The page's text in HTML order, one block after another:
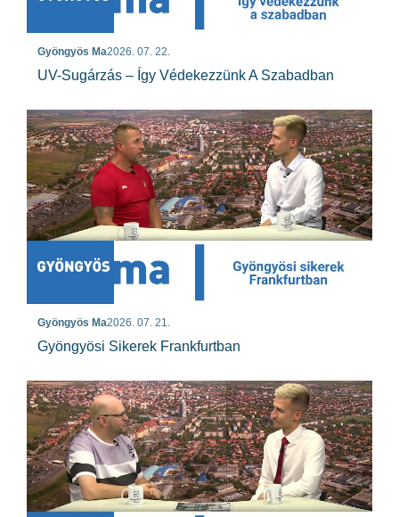
Gyöngyös Ma2026. 07. 22.
UV-Sugárzás – Így Védekezzünk A Szabadban
Gyöngyös Ma2026. 07. 21.
Gyöngyösi Sikerek Frankfurtban